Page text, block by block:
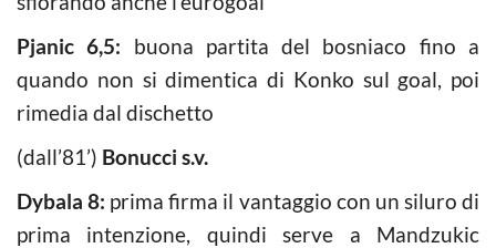
Pjanic 6,5: buona partita del bosniaco fino a
quando non si dimentica di Konko sul goal, poi
rimedia dal dischetto
(dall’81’) Bonucci s.v.
Dybala 8: prima firma il vantaggio con un siluro di
prima intenzione, quindi serve a Mandzukic